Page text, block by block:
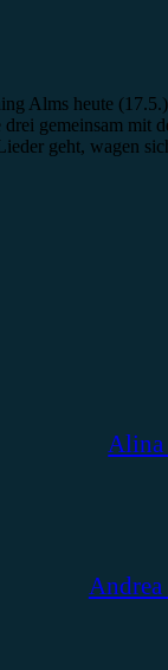
Alms heute
gemeinsam
geht, wagen
Alina